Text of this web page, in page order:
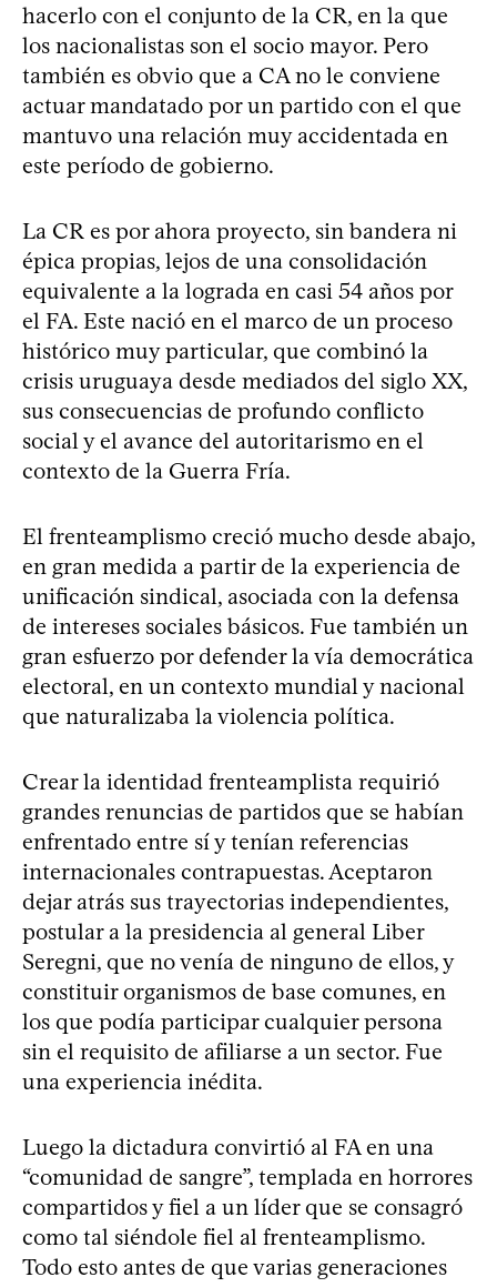
hacerlo con el conjunto de la CR, en la que
los nacionalistas son el socio mayor. Pero
también es obvio que a CA no le conviene
actuar mandatado por un partido con el que
mantuvo una relación muy accidentada en
este período de gobierno.
La CR es por ahora proyecto, sin bandera ni
épica propias, lejos de una consolidación
equivalente a la lograda en casi 54 años por
el FA. Este nació en el marco de un proceso
histórico muy particular, que combinó la
crisis uruguaya desde mediados del siglo XX,
sus consecuencias de profundo conflicto
social y el avance del autoritarismo en el
contexto de la Guerra Fría.
El frenteamplismo creció mucho desde abajo,
en gran medida a partir de la experiencia de
unificación sindical, asociada con la defensa
de intereses sociales básicos. Fue también un
gran esfuerzo por defender la vía democrática
electoral, en un contexto mundial y nacional
que naturalizaba la violencia política.
Crear la identidad frenteamplista requirió
grandes renuncias de partidos que se habían
enfrentado entre sí y tenían referencias
internacionales contrapuestas. Aceptaron
dejar atrás sus trayectorias independientes,
postular a la presidencia al general Liber
Seregni, que no venía de ninguno de ellos, y
constituir organismos de base comunes, en
los que podía participar cualquier persona
sin el requisito de afiliarse a un sector. Fue
una experiencia inédita.
Luego la dictadura convirtió al FA en una
“comunidad de sangre”, templada en horrores
compartidos y fiel a un líder que se consagró
como tal siéndole fiel al frenteamplismo.
Todo esto antes de que varias generaciones